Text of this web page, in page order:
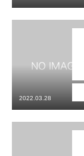
2022.03.28